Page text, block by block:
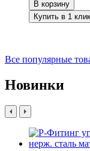
В корзину
Купить в 1 клик
Все популярные
Новинки